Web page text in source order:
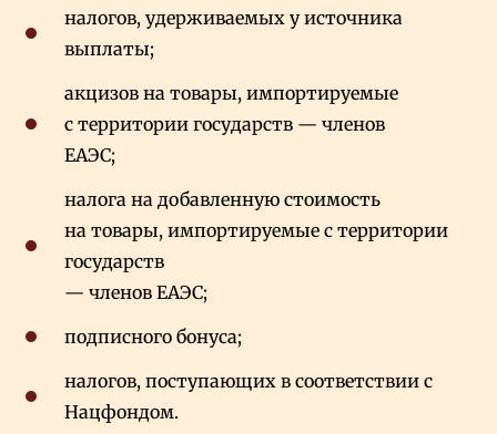
налогов, удерживаемых у источника
выплаты;
акцизов на товары, импортируемые
с территории государств — членов
ЕАЭС;
налога на добавленную стоимость
на товары, импортируемые с территории
государств
— членов ЕАЭС;
подписного бонуса;
налогов, поступающих в соответствии с
Нацфондом.